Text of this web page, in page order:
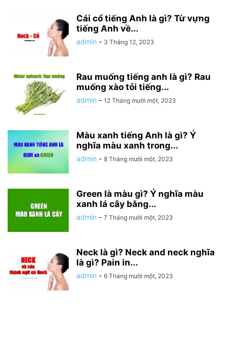
Cái cổ tiếng Anh là gì? Từ vựng
tiếng Anh về...
admin - 3 Tháng 12, 2023
Rau muống tiếng anh là gì? Rau
muống xào tỏi tiếng...
admin - 12 Tháng mười một, 2023
Màu xanh tiếng Anh là gì? Ý
nghĩa màu xanh trong...
admin - 8 Tháng mười một, 2023
Green là màu gì? Ý nghĩa màu
xanh lá cây bằng...
admin - 7 Tháng mười một, 2023
Neck là gì? Neck and neck nghĩa
là gì? Pain in...
admin - 6 Tháng mười một, 2023